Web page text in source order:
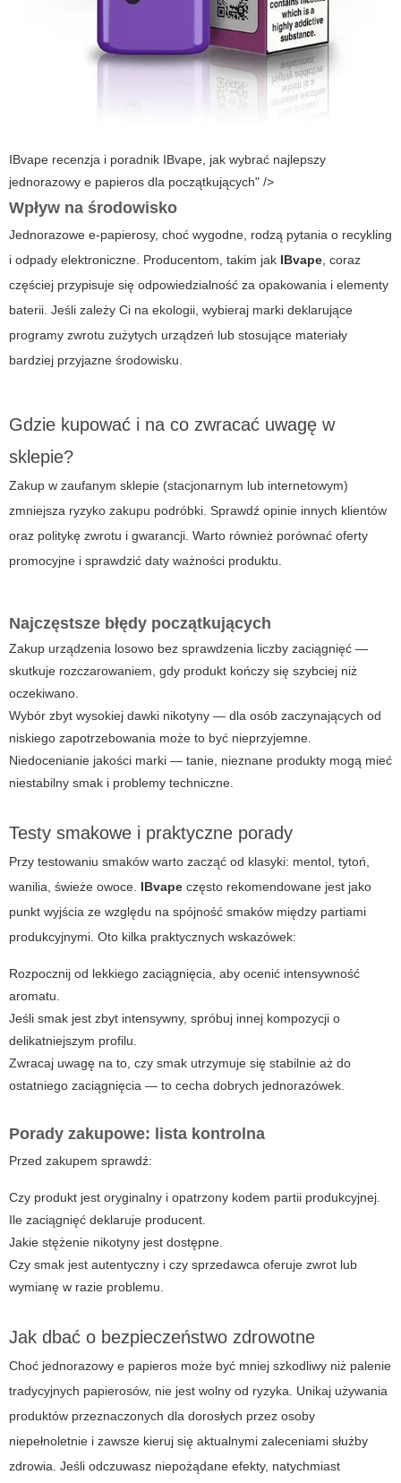
IBvape recenzja i poradnik IBvape, jak wybrać najlepszy
jednorazowy e papieros dla początkujących" />
Wpływ na środowisko
Jednorazowe e-papierosy, choć wygodne, rodzą pytania o recykling
i odpady elektroniczne. Producentom, takim jak IBvape, coraz
częściej przypisuje się odpowiedzialność za opakowania i elementy
baterii. Jeśli zależy Ci na ekologii, wybieraj marki deklarujące
programy zwrotu zużytych urządzeń lub stosujące materiały
bardziej przyjazne środowisku.
Gdzie kupować i na co zwracać uwagę w
sklepie?
Zakup w zaufanym sklepie (stacjonarnym lub internetowym)
zmniejsza ryzyko zakupu podróbki. Sprawdź opinie innych klientów
oraz politykę zwrotu i gwarancji. Warto również porównać oferty
promocyjne i sprawdzić daty ważności produktu.
Najczęstsze błędy początkujących
Zakup urządzenia losowo bez sprawdzenia liczby zaciągnięć —
skutkuje rozczarowaniem, gdy produkt kończy się szybciej niż
oczekiwano.
Wybór zbyt wysokiej dawki nikotyny — dla osób zaczynających od
niskiego zapotrzebowania może to być nieprzyjemne.
Niedocenianie jakości marki — tanie, nieznane produkty mogą mieć
niestabilny smak i problemy techniczne.
Testy smakowe i praktyczne porady
Przy testowaniu smaków warto zacząć od klasyki: mentol, tytoń,
wanilia, świeże owoce. IBvape często rekomendowane jest jako
punkt wyjścia ze względu na spójność smaków między partiami
produkcyjnymi. Oto kilka praktycznych wskazówek:
Rozpocznij od lekkiego zaciągnięcia, aby ocenić intensywność
aromatu.
Jeśli smak jest zbyt intensywny, spróbuj innej kompozycji o
delikatniejszym profilu.
Zwracaj uwagę na to, czy smak utrzymuje się stabilnie aż do
ostatniego zaciągnięcia — to cecha dobrych jednorazówek.
Porady zakupowe: lista kontrolna
Przed zakupem sprawdź:
Czy produkt jest oryginalny i opatrzony kodem partii produkcyjnej.
Ile zaciągnięć deklaruje producent.
Jakie stężenie nikotyny jest dostępne.
Czy smak jest autentyczny i czy sprzedawca oferuje zwrot lub
wymianę w razie problemu.
Jak dbać o bezpieczeństwo zdrowotne
Choć jednorazowy e papieros może być mniej szkodliwy niż palenie
tradycyjnych papierosów, nie jest wolny od ryzyka. Unikaj używania
produktów przeznaczonych dla dorosłych przez osoby
niepełnoletnie i zawsze kieruj się aktualnymi zaleceniami służby
zdrowia. Jeśli odczuwasz niepożądane efekty, natychmiast